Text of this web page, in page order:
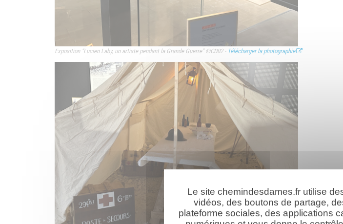
Exposition "Lucien Laby, un artiste pendant la Grande Guerre" ©CD02 - Télécharger la photographie
Le site chemindesdames.fr utilise
vidéos, des boutons de partage,
plateforme sociales, des applications